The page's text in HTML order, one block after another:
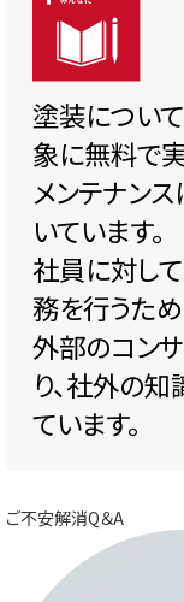
塗装につい
象に無料で
メンテナン
いています。
社員に対し
務を行うた
外部のコン
り、社外の
ています。
ご不安解消Q＆A